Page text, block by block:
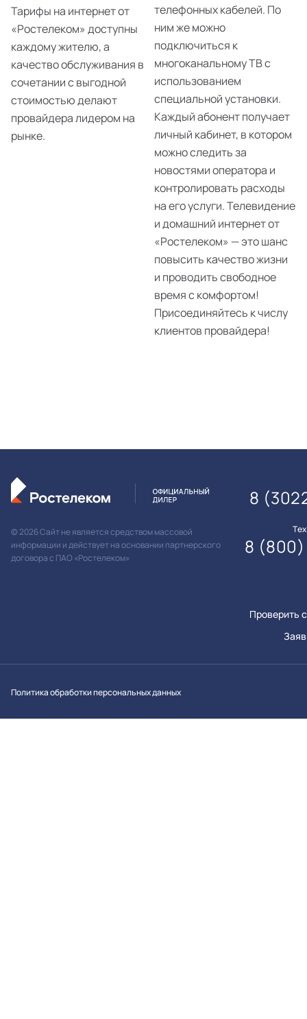
Тарифы на интернет от
«Ростелеком» доступны
каждому жителю, а
качество обслуживания в
сочетании с выгодной
стоимостью делают
провайдера лидером на
рынке.
телефонных кабелей. По
ним же можно
подключиться к
многоканальному ТВ с
использованием
специальной установки.
Каждый абонент получает
личный кабинет, в котором
можно следить за
новостями оператора и
контролировать расходы
на его услуги. Телевидение
и домашний интернет от
«Ростелеком» — это шанс
повысить качество жизни
и проводить свободное
время с комфортом!
Присоединяйтесь к числу
клиентов провайдера!
© 2026 Сайт не является средством массовой
информации и действует на основании партнерского
договора с ПАО «Ростелеком»
Проверить
8
8
Политика обработки персональных данных